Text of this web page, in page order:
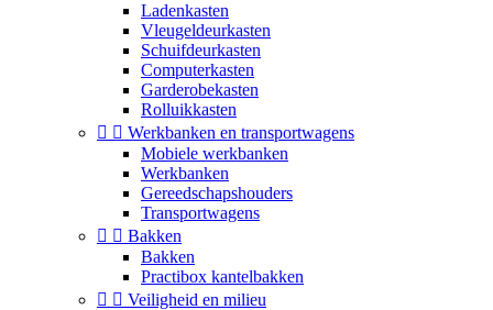
Ladenkasten
Vleugeldeurkasten
Schuifdeurkasten
Computerkasten
Garderobekasten
Rolluikkasten
  Werkbanken en transportwagens
Mobiele werkbanken
Werkbanken
Gereedschapshouders
Transportwagens
  Bakken
Bakken
Practibox kantelbakken
  Veiligheid en milieu